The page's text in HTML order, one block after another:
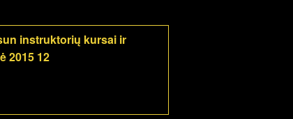
instruktorių kursai ir
2015 12